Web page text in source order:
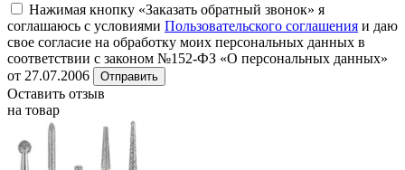
Нажимая кнопку «Заказать обратный звонок» я
соглашаюсь с условиями Пользовательского соглашения и даю
свое согласие на обработку моих персональных данных в
соответствии с законом №152-ФЗ «О персональных данных»
от 27.07.2006
Отправить
Оставить отзыв
на товар